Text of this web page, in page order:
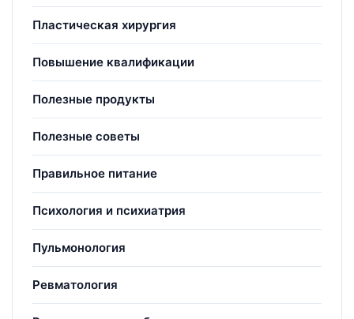
Пластическая хирургия
Повышение квалификации
Полезные продукты
Полезные советы
Правильное питание
Психология и психиатрия
Пульмонология
Ревматология